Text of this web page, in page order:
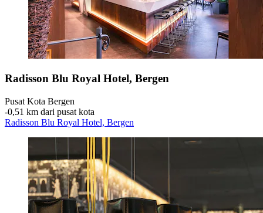
Radisson Blu Royal Hotel, Bergen
Pusat Kota Bergen
‐0,51 km dari pusat kota
Radisson Blu Royal Hotel, Bergen